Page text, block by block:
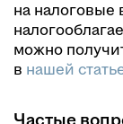
на
можно
в нашей
Частые